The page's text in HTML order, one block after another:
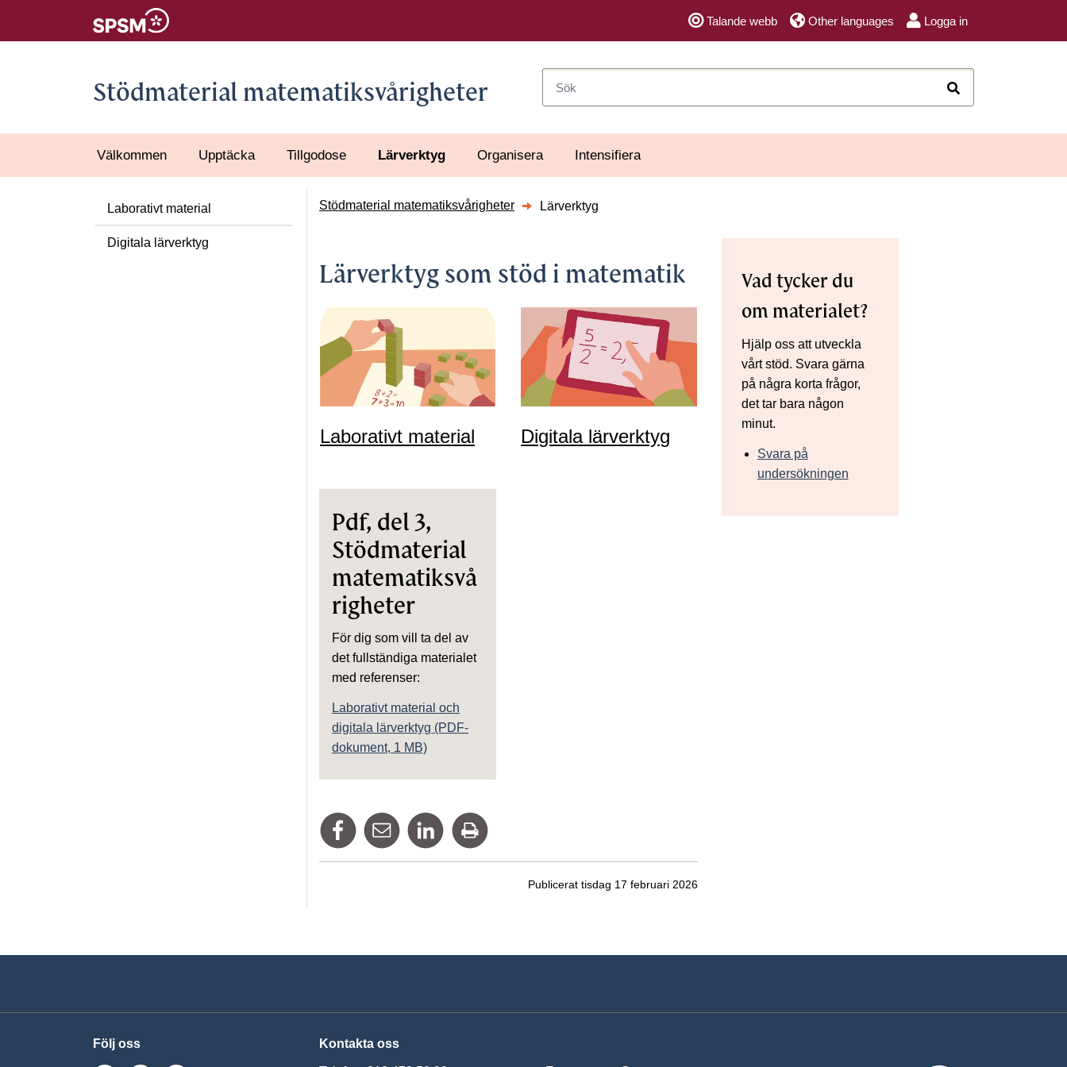
Talande webb Other languages Logga in
Stödmaterial matematiksvårigheter
Välkommen Upptäcka Tillgodose Lärverktyg Organisera Intensifiera
Laborativt material
Digitala lärverktyg
Stödmaterial matematiksvårigheter Lärverktyg
Lärverktyg som stöd i matematik
Laborativt material Digitala lärverktyg
Pdf, del 3,
Stödmaterial
matematiksvå
righeter
För dig som vill ta del av
det fullständiga materialet
med referenser:
Laborativt material och
digitala lärverktyg (PDF-
dokument, 1 MB)
Dela på Facebook
Tipsa via mailDela på Linkedin
Publicerat tisdag 17 februari 2026
Vad tycker du
om materialet?
Hjälp oss att utveckla
vårt stöd. Svara gärna
på några korta frågor,
det tar bara någon
minut.
Svara på
undersökningen
Följ oss Kontakta oss